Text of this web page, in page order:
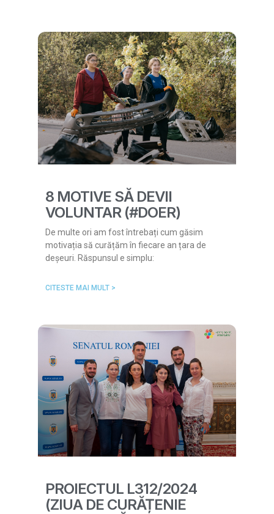
8 MOTIVE SĂ DEVII
VOLUNTAR (#DOER)
De multe ori am fost întrebați cum găsim
motivația să curățăm în fiecare an țara de
deșeuri. Răspunsul e simplu:
CITESTE MAI MULT >
PROIECTUL L312/2024
(ZIUA DE CURĂȚENIE